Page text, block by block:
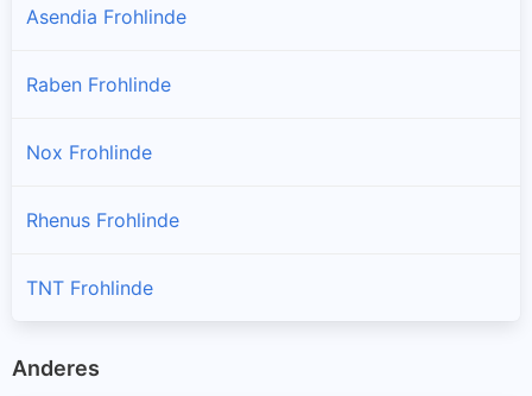
Asendia Frohlinde
Raben Frohlinde
Nox Frohlinde
Rhenus Frohlinde
TNT Frohlinde
Anderes